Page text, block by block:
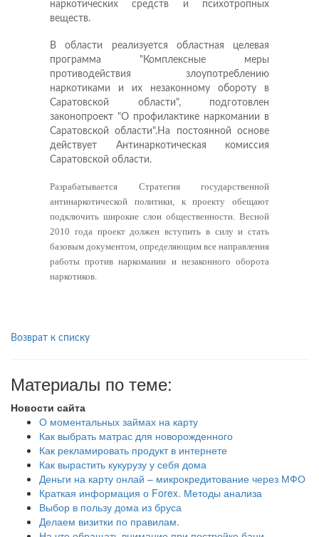
наркотических средств и психотропных
веществ.
В области реализуется областная целевая
программа "Комплексные меры
противодействия злоупотреблению
наркотиками и их незаконному обороту в
Саратовской области", подготовлен
законопроект "О профилактике наркомании в
Саратовской области".На постоянной основе
действует Антинаркотическая комиссия
Саратовской области.
Разрабатывается Стратегия государственной
антинаркотической политики, к проекту обещают
подключить широкие слои общественности. Весной
2010 года проект должен вступить в силу и стать
базовым документом, определяющим все направления
работы против наркомании и незаконного оборота
наркотиков.
Возврат к списку
Материалы по теме:
Новости сайта
О моментальных займах на карту
Как выбрать матрас для новорожденного
Как рекламировать продукт в интернете
Как вырастить кукурузу у себя дома
Деньги на карту онлай – микрокредитование через МФО
Краткая информация о Forex. Методы анализа
Выбор в пользу дома из бруса
Делаем визитки по правилам.